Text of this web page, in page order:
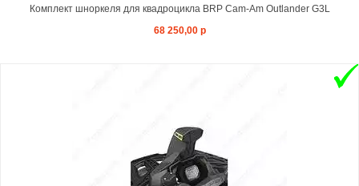
Комплект шноркеля для квадроцикла BRP Cam-Am Outlander G3L
68 250,00 р